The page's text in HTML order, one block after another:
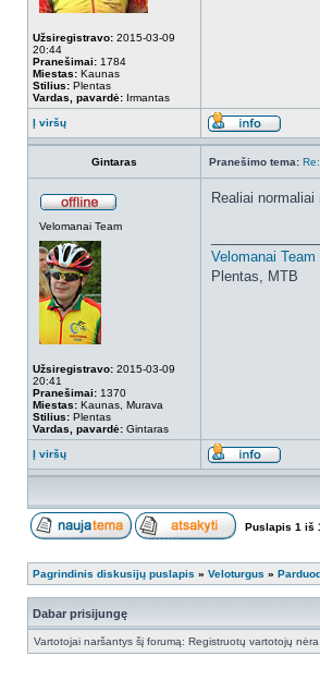
Užsiregistravo: 2015-03-09
20:44
Pranešimai: 1784
Miestas: Kaunas
Stilius: Plentas
Vardas, pavardė: Irmantas
Į viršų
Gintaras Pranešimo tema:
Velomanai Team
Užsiregistravo: 2015-03-09
20:41
Pranešimai: 1370
Miestas: Kaunas, Murava
Stilius: Plentas
Vardas, pavardė: Gintaras
Realiai
Velomanai Team
Plentas, MTB
Į viršų
Puslapis 1 iš
Pagrindinis diskusijų puslapis » Veloturgus »
Dabar prisijungę
Vartotojai naršantys šį forumą: Registruotų vartotojų